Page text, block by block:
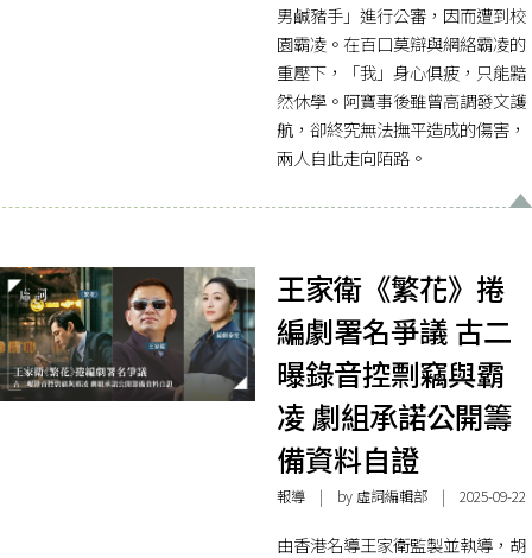
男鹹豬手」進行公審，因而遭到校
園霸凌。在百口莫辯與網絡霸凌的
重壓下，「我」身心俱疲，只能黯
然休學。阿寶事後雖曾高調發文護
航，卻終究無法撫平造成的傷害，
兩人自此走向陌路。
王家衛《繁花》捲
編劇署名爭議 古二
曝錄音控剽竊與霸
凌 劇組承諾公開籌
備資料自證
報導| by 虛詞編輯部 | 2025-09-22
由香港名導王家衛監製並執導，胡